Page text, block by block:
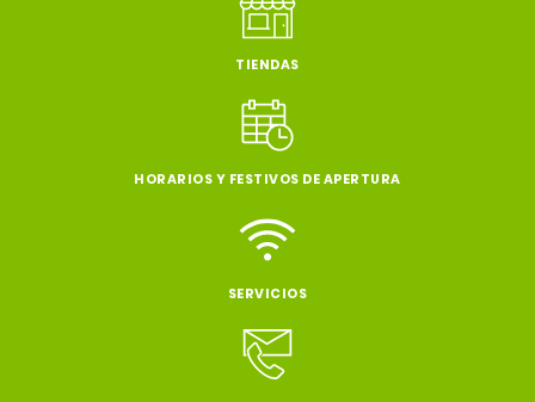
TIENDAS
HORARIOS Y FESTIVOS DE APERTURA
SERVICIOS